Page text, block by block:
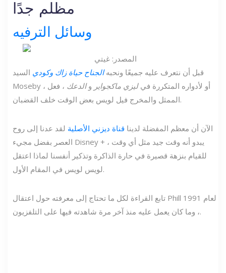
مظلم جدًا
وسائل الترفيه
المصدر: غيتي
قبل أن نتعرف عليه جميعًا ونحبهالجناح حياة زاك وكودي السيد
Moseby ، أو لأدواره المتكررة فيليزي ماكجواير والدعك ، فعل
الممثل والمخرج فيل لويس بعض الوقت خلف القضبان.
الآن أن معظم المفضلة لدينا قناة ديزني الأصلية لقد عدنا إلى روح
العصر بفضل مجيء Disney + ، يبدو أنه وقت جيد مثل أي وقت
للقيام بنزهة قصيرة في حارة الذاكرة وتذكير أنفسنا لماذا اعتقل
لويس لويس في المقام الأول.
تابع القراءة لكل ما تحتاج إلى معرفته حول اعتقال Phill لعام 1991
، وما كان يعمل عليه منذ آخر مرة شاهدته فيها على التلفزيون.